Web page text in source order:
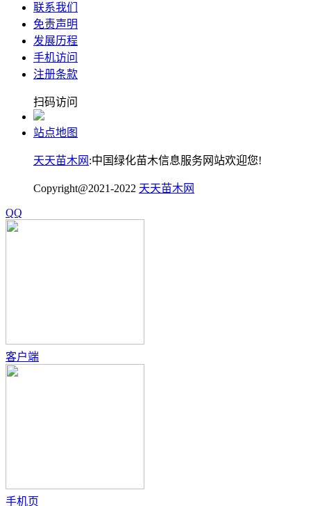
联系我们
免责声明
发展历程
手机访问
注册条款
扫码访问
站点地图
天天苗木网 :中国绿化苗木信息服务网站欢迎您!
Copyright@2021-2022 天天苗木网
QQ
客户端
手机页